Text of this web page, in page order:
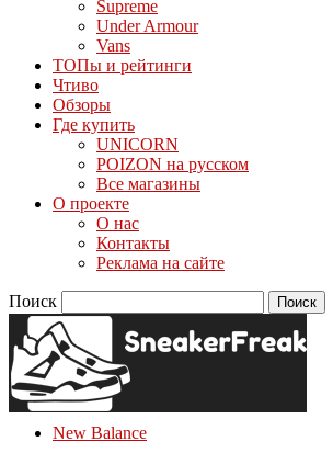
Supreme
Under Armour
Vans
ТОПы и рейтинги
Чтиво
Обзоры
Где купить
UNICORN
POIZON на русском
Все магазины
О проекте
О нас
Контакты
Реклама на сайте
Поиск
New Balance